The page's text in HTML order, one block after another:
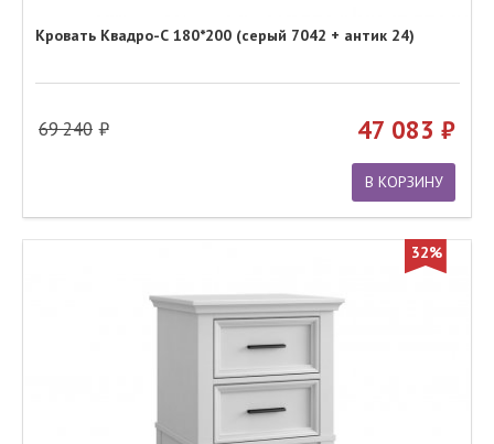
Кровать Квадро-С 180*200 (серый 7042 + антик 24)
69 240 47 083
В КОРЗИНУ
32%